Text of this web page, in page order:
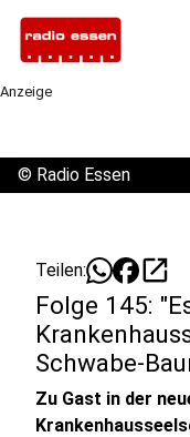
Anzeige
© Radio Essen
Teilen: open_in_new
Folge 145:
Schwabe-
Zu Gast in der